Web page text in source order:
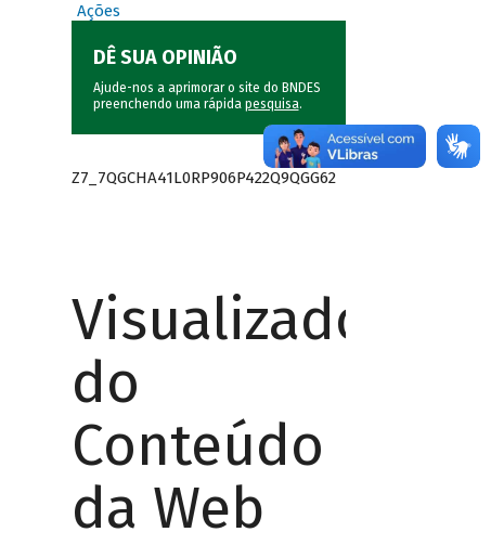
Ações
DÊ SUA OPINIÃO
Ajude-nos a aprimorar o site do BNDES
preenchendo uma rápida pesquisa.
Z7_7QGCHA41L0RP906P422Q9QGG62
Visualizador
do
Conteúdo
da Web